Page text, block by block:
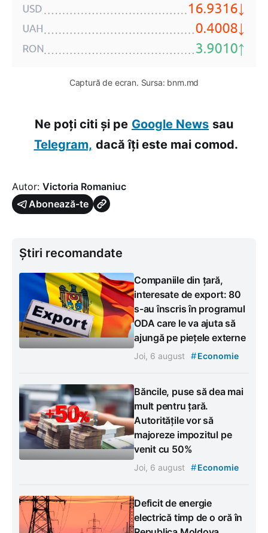
Captură de ecran. Sursa: bnm.md
Ne poți citi și pe Google News sau
Telegram, dacă îți este mai comod.
Autor: Victoria Romaniuc
Abonează-te
Știri recomandate
Companiile din țară,
interesate de export: 80
s-au înscris în programul
ODA care le va ajuta să
ajungă pe piețele externe
Joi, 6 august #Economie
Băncile, puse să dea mai
mult pentru țară.
Autoritățile vor să
majoreze impozitul pe
venit cu 50%
Joi, 6 august #Economie
Deficit de energie
electrică timp de o oră în